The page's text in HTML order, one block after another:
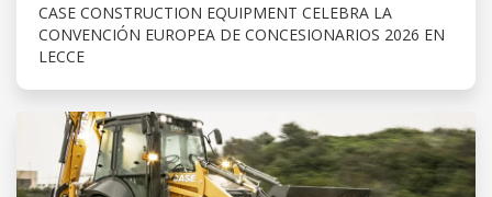
CASE CONSTRUCTION EQUIPMENT CELEBRA LA
CONVENCIÓN EUROPEA DE CONCESIONARIOS 2026 EN
LECCE